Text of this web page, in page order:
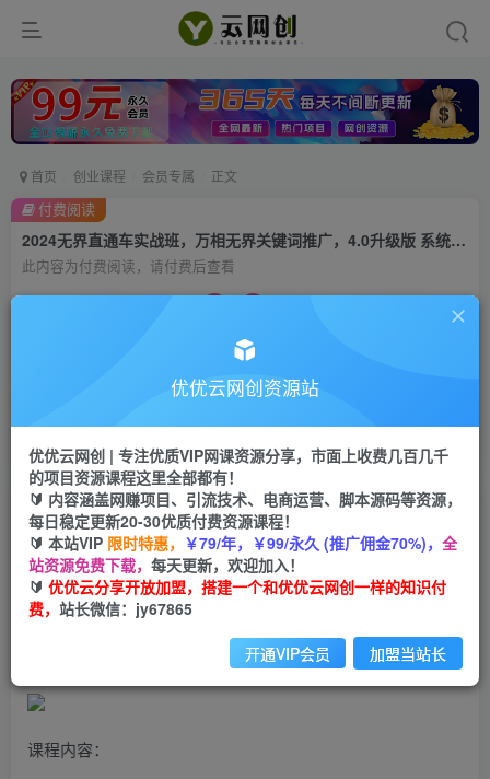
首页 创业课程 会员专属 正文
2024无界直通车实战班，万相无界关键词推广，4.0升级版 系统化 理论+实操
此内容为付费阅读，请付费后查看
9.9
立即购买
付费阅读
2024无界直通车实战班，万相无界关键词推广，
4.0升级版 系统化 理论+实操
优优云网创
2年前更新
关注 私信
1627 50
课程内容：
优优云网创资源站
优优云网创 | 专注优质VIP网课资源分享，市面上收费几百几千
的项目资源课程这里全部都有！
🔰 内容涵盖网赚项目、引流技术、电商运营、脚本源码等资源，
每日稳定更新20-30优质付费资源课程！
🔰 本站VIP 限时特惠， ￥79/年，￥99/永久 (推广佣金70%)， 全
站资源免费下载， 每天更新，欢迎加入！
🔰 优优云分享开放加盟，搭建一个和优优云网创一样的知识付
费， 站长微信：jy67865
开通VIP会员 加盟当站长